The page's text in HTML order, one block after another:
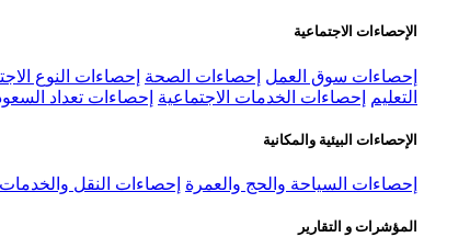
الإحصاءات الاجتماعية
إحصاءات سوق العمل إحصاءات الصحة إحصاءات النوع
التعليم
إحصاءات الخدمات الاجتماعية إحصاءات تعداد السعودية
الإحصاءات البيئية والمكانية
إحصاءات السياحة والحج والعمرة إحصاءات النقل
المؤشرات و التقارير